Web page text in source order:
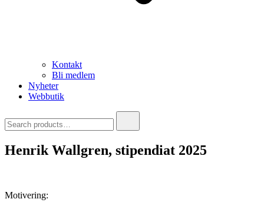
Kontakt
Bli medlem
Nyheter
Webbutik
for:
Henrik Wallgren, stipendiat 2025
Motivering: